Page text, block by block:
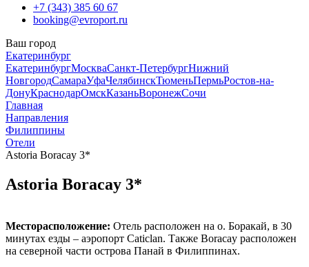
+7 (343) 385 60 67
booking@evroport.ru
Ваш город
Екатеринбург
ЕкатеринбургМоскваСанкт-ПетербургНижний
НовгородСамараУфаЧелябинскТюменьПермьРостов-на-
ДонуКраснодарОмскКазаньВоронежСочи
Главная
Направления
Филиппины
Отели
Astoria Boracay 3*
Astoria Boracay 3*
Месторасположение: Отель расположен на о. Боракай, в 30
минутах езды – аэропорт Caticlan. Также Boracay расположен
на северной части острова Панай в Филиппинах.